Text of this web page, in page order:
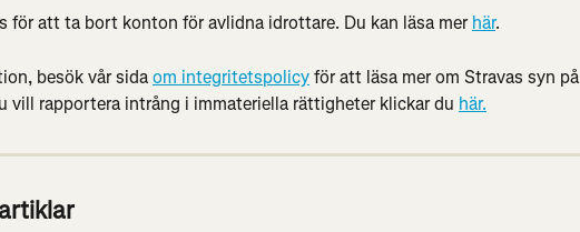
för att ta bort konton för avlidna idrottare. Du kan läsa mer här.
besök vår sida om integritetspolicy för att läsa mer om Stravas syn på
vill rapportera intrång i immateriella rättigheter klickar du här.